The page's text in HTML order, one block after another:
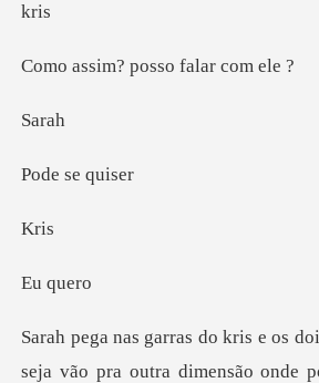
r
posso fala
ra
se q
r
que
seja vão pra outra dimensão onde p